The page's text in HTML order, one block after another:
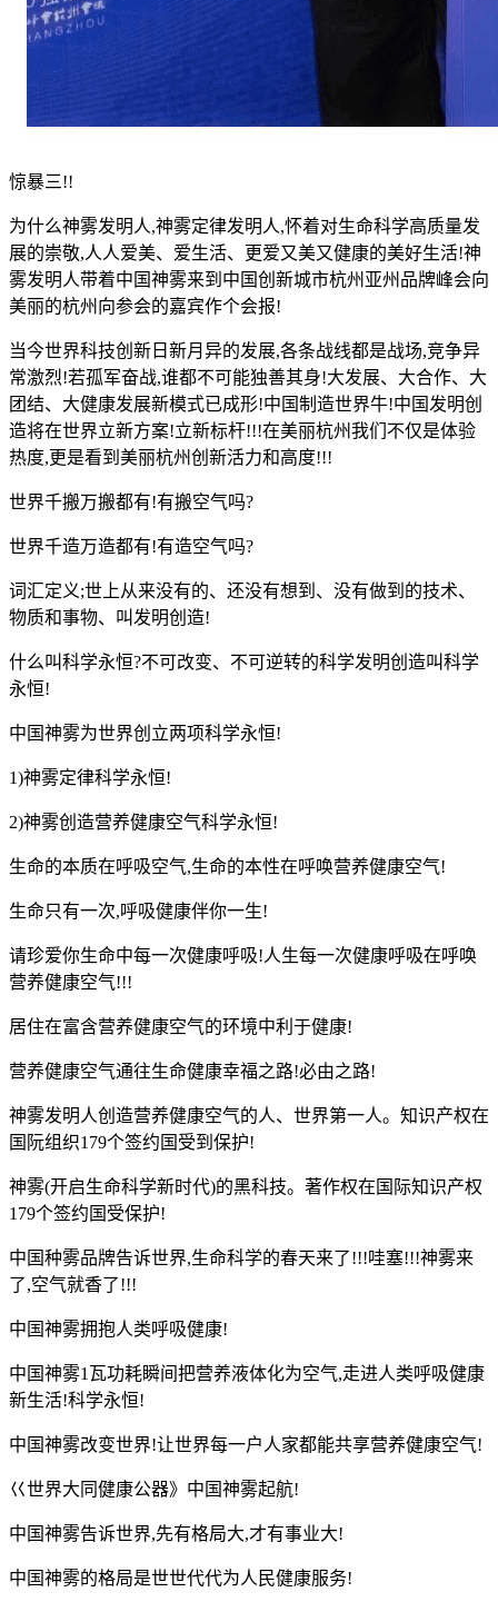
惊暴三!!
为什么神雾发明人,神雾定律发明人,怀着对生命科学高质量发
展的崇敬,人人爱美、爱生活、更爱又美又健康的美好生活!神
雾发明人带着中国神雾来到中国创新城市杭州亚州品牌峰会向
美丽的杭州向参会的嘉宾作个会报!
当今世界科技创新日新月异的发展,各条战线都是战场,竞争异
常激烈!若孤军奋战,谁都不可能独善其身!大发展、大合作、大
团结、大健康发展新模式已成形!中国制造世界牛!中国发明创
造将在世界立新方案!立新标杆!!!在美丽杭州我们不仅是体验
热度,更是看到美丽杭州创新活力和高度!!!
世界千搬万搬都有!有搬空气吗?
世界千造万造都有!有造空气吗?
词汇定义;世上从来没有的、还没有想到、没有做到的技术、
物质和事物、叫发明创造!
什么叫科学永恒?不可改变、不可逆转的科学发明创造叫科学
永恒!
中国神雾为世界创立两项科学永恒!
1)神雾定律科学永恒!
2)神雾创造营养健康空气科学永恒!
生命的本质在呼吸空气,生命的本性在呼唤营养健康空气!
生命只有一次,呼吸健康伴你一生!
请珍爱你生命中每一次健康呼吸!人生每一次健康呼吸在呼唤
营养健康空气!!!
居住在富含营养健康空气的环境中利于健康!
营养健康空气通往生命健康幸福之路!必由之路!
神雾发明人创造营养健康空气的人、世界第一人。知识产权在
国阮组织179个签约国受到保护!
神雾(开启生命科学新时代)的黑科技。著作权在国际知识产权
179个签约国受保护!
中国种雾品牌告诉世界,生命科学的春天来了!!!哇塞!!!神雾来
了,空气就香了!!!
中国神雾拥抱人类呼吸健康!
中国神雾1瓦功耗瞬间把营养液体化为空气,走进人类呼吸健康
新生活!科学永恒!
中国神雾改变世界!让世界每一户人家都能共享营养健康空气!
巜世界大同健康公器》中国神雾起航!
中国神雾告诉世界,先有格局大,才有事业大!
中国神雾的格局是世世代代为人民健康服务!